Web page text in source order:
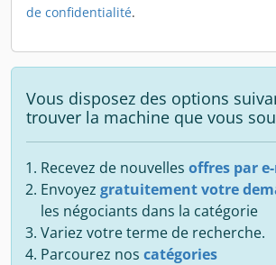
de confidentialité.
Vous disposez des options
trouver la machine que vous
Recevez de nouvelles offres par
Envoyez gratuitement votre
les négociants dans la catégorie
Variez votre terme de recherche.
Parcourez nos catégories